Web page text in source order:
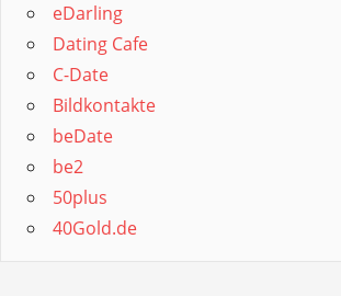
eDarling
Dating Cafe
C-Date
Bildkontakte
beDate
be2
50plus
40Gold.de